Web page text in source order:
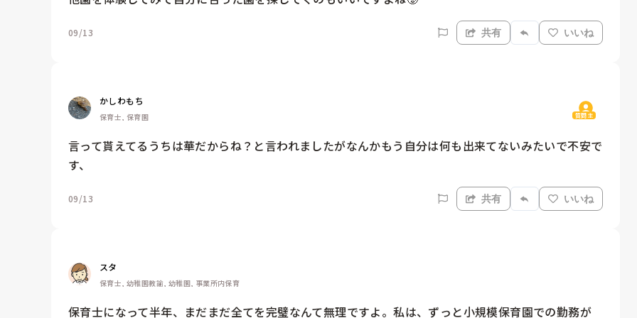
09/13 共有 いいね
かしわもち
保育士, 保育園 質問主
言って貰えてるうちは華だからね？と言われましたがなんかもう自分は何も出来てないみたいで不安で
す、
09/13 共有 いいね
スタ
保育士, 幼稚園教諭, 幼稚園, 事業所内保育
保育士になって半年、まだまだ全てを完璧なんて無理ですよ。私は、ずっと小規模保育園での勤務が